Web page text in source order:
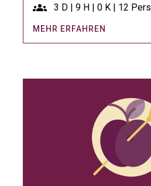
groups 3 D | 9 H | 0 K | 12 Pers
MEHR ERFAHREN